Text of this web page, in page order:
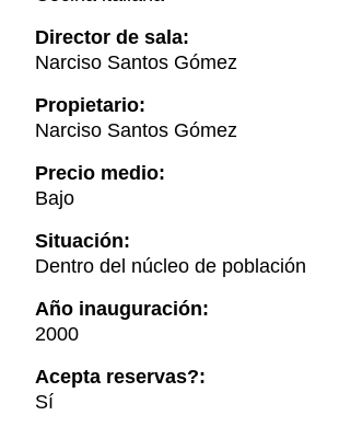
Director de sala:
Narciso Santos Gómez
Propietario:
Narciso Santos Gómez
Precio medio:
Bajo
Situación:
Dentro del núcleo de población
Año inauguración:
2000
Acepta reservas?:
Sí